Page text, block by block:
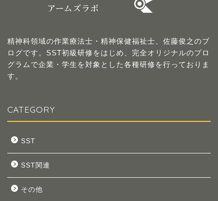
精神科領域の作業療法士・精神保健福祉士、佐藤俊之のブ
ログです。SST初級研修をはじめ、完全オリジナルのプロ
グラムで企業・学生を対象とした各種研修を行っておりま
す。
CATEGORY
SST
SST関連
その他